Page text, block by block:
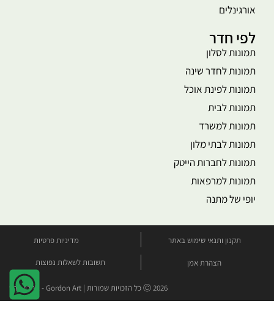
אורגינלים
לפי חדר
תמונות לסלון
תמונות לחדר שינה
תמונות לפינת אוכל
תמונות לבית
תמונות למשרד
תמונות לבתי מלון
תמונות לחברות הייטק
תמונות למרפאות
יופי של מתנה
תקנון ותנאי שימוש באתר מדיניות פרטיות
הצהרת אמן תשובות לשאלות נפוצות
Ⓒ 2026 כל הזכויות שמורות | Gordon Art - גורדון ארט